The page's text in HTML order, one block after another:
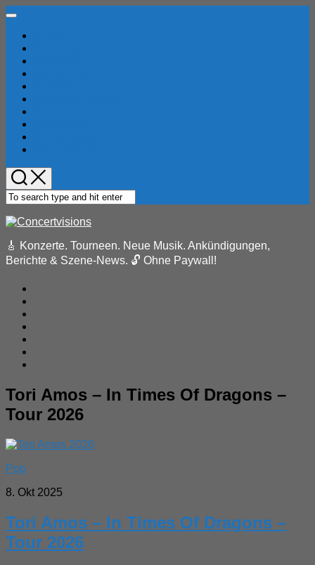
Skip
content
Expand
🎸 Konzerte. Tourneen. Neue Musik. Ankündigungen,
Berichte & Szene-News. 🔓 Ohne Paywall!
Tori Amos – In Times Of Dragons –
Tour 2026
Pop
8. Okt 2025
Tori Amos – In Times Of Dragons –
Tour 2026